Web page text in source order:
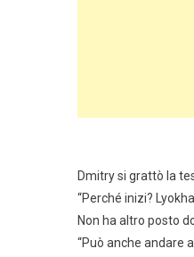
Dmitry si grattò la
“Perché inizi?
Non ha altro posto
“Può anche andare